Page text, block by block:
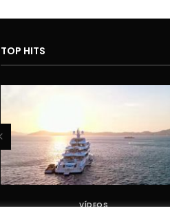
TOP HITS
VÍDEOS